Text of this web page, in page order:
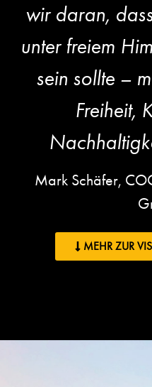
wir daran,
unter freiem
sein sollte –
Freiheit,
Mark Schäfer,
MEHR ZUR